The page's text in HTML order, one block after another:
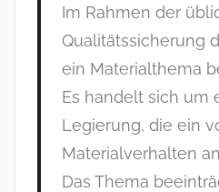
Im Rahmen der
Qualitätssicherung
ein Materialthema
Es handelt sich um
Legierung, die ein
Materialverhalten
Das Thema